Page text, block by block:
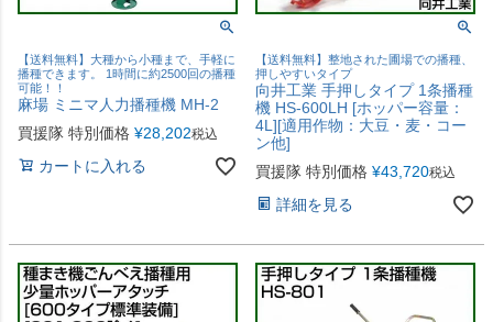
【送料無料】大種から小種まで、手軽に
播種できます。 1時間に約2500回の播種
可能！！
麻場 ミニマ人力播種機 MH-2
買援隊 特別価格 ¥28,202税込
カートに入れる
【送料無料】整地された圃場での播種、
押しやすいタイプ
向井工業 手押しタイプ 1条播種
機 HS-600LH [ホッパー容量：
4L][適用作物：大豆・麦・コー
ン他]
買援隊 特別価格 ¥43,720税込
詳細を見る